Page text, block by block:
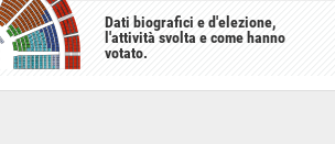
Dati biografici e d'elezione,
l'attività svolta e come hanno
votato.